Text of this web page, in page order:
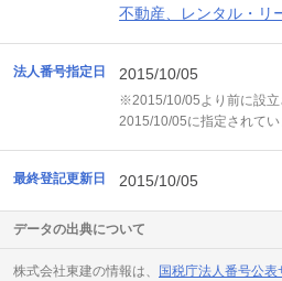
不動産、レンタル・リ
法人番号指定日 2015/10/05
※2015/10/05より前に設立
2015/10/05に指定されてい
最終登記更新日 2015/10/05
データの出典について
株式会社東建の情報は、 国税庁法人番号公表